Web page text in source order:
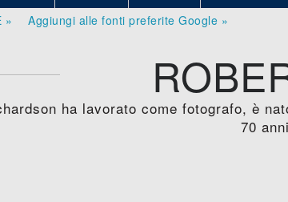
» Aggiungi alle fonti preferite Google »
ha lavorato come fotografo, è
70